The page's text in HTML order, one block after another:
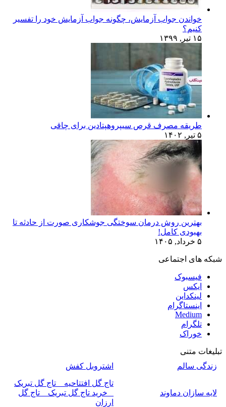
خواندن جواب آزمایش، چگونه جواب آزمایش خود را تفسیر
کنیم؟
۱۵ تیر, ۱۳۹۹
طریقه مصرف قرص سیپروهپتادین برای چاقی
۵ تیر, ۱۴۰۲
بهترین روش درمان سوختگی جوشکاری صورت از حادثه تا
بهبودی کامل!
۵ خرداد, ۱۴۰۵
شبکه های اجتماعی
فیسبوک
ایکس
لینکداین
اینستاگرام
Medium
تلگرام
خوراک
تبلیغات متنی
زندگی سالم
اشتروبل کفش
لایه سازان دماوند
تاج گل افتتاحیه _ تاج گل تبریک
_ خرید تاج گل تبریک _ تاج گل
ارزان